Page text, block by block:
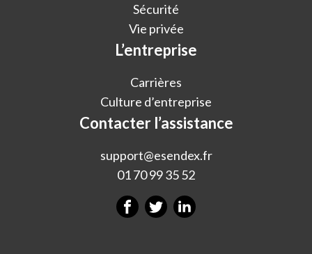
Sécurité
Vie privée
L’entreprise
Carrières
Culture d’entreprise
Contacter l’assistance
support@esendex.fr
01 70 99 35 52